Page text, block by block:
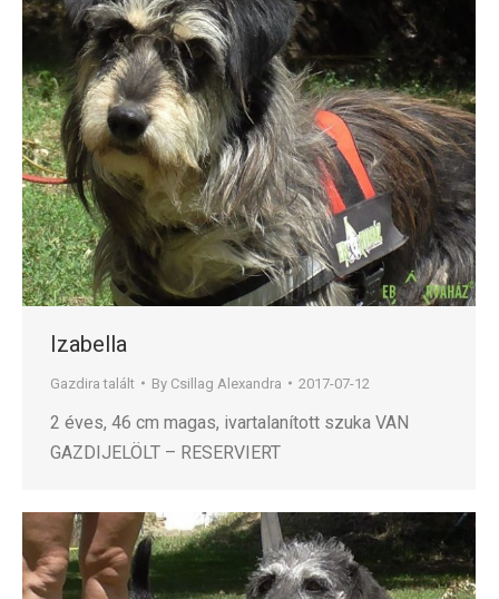
Izabella
Gazdira talált By Csillag Alexandra 2017-07-12
2 éves, 46 cm magas, ivartalanított szuka VAN
GAZDIJELÖLT – RESERVIERT